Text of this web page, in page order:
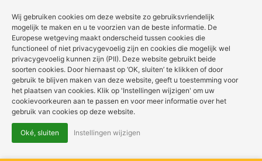
Wij gebruiken cookies om deze website zo gebruiksvriendelijk
mogelijk te maken en u te voorzien van de beste informatie. De
Europese wetgeving maakt onderscheid tussen cookies die
functioneel of niet privacygevoelig zijn en cookies die mogelijk wel
privacygevoelig kunnen zijn (PII). Deze website gebruikt beide
soorten cookies. Door hiernaast op ‘OK, sluiten’ te klikken of door
gebruik te blijven maken van deze website, geeft u toestemming voor
het plaatsen van cookies. Klik op 'Instellingen wijzigen' om uw
cookievoorkeuren aan te passen en voor meer informatie over het
gebruik van cookies op deze website.
Oké, sluiten Instellingen wijzigen